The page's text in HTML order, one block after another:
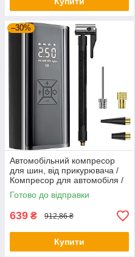
–30%
Автомобільний компресор
для шин, від прикурювача /
Компресор для автомобіля /
Автокомпресор
Готово до відправки
639 ₴ 912,86 ₴
Купити